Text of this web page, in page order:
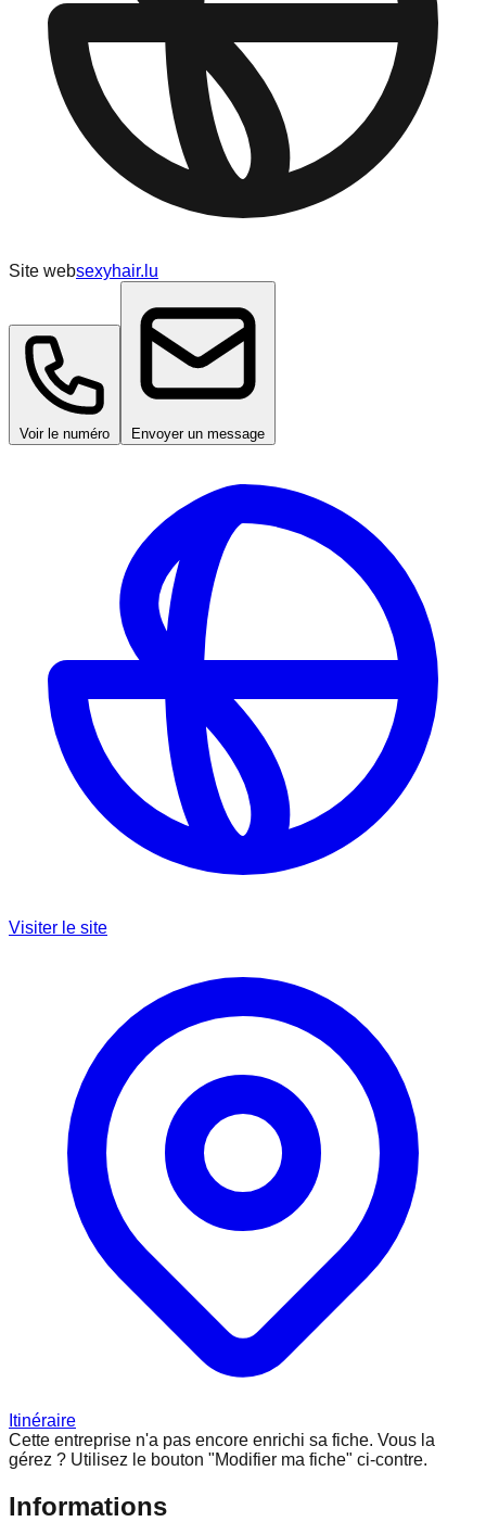
Site websexyhair.lu
Voir le numéro Envoyer un message
Visiter le site
Itinéraire
Cette entreprise n'a pas encore enrichi sa fiche. Vous la
gérez ? Utilisez le bouton "Modifier ma fiche" ci-contre.
Informations